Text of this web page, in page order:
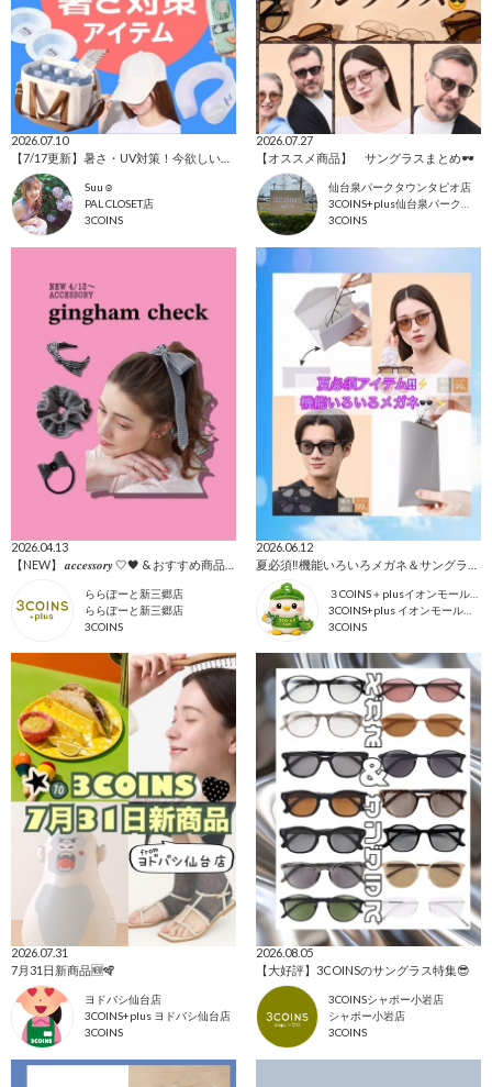
2026.07.10
Suu☺︎
PAL CLOSET店
3COINS
2026.07.27
【オススメ商品】 サングラスまとめ🕶️
仙台泉パークタウンタピオ店
3COINS+plus仙台泉パークタウンタピオ店
3COINS
2026.04.13
ららぽーと新三郷店
ららぽーと新三郷店
3COINS
2026.06.12
3COINS
2026.07.31
7月31日新商品🆕🪇
ヨドバシ仙台店
3COINS+plus ヨドバシ仙台店
3COINS
2026.08.05
【大好評】3COINSのサングラス特集😎
3COINSシャポー小岩店
シャポー小岩店
3COINS